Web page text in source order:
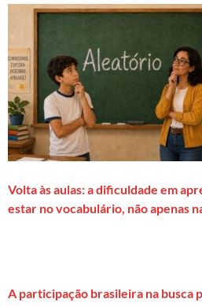
Volta às aulas: a dificuldade em
estar no vocabulário, não apenas
A participação brasileira na busca